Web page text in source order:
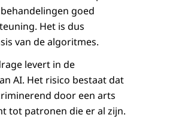
goed
Het is dus
van de algoritmes.
levert in de
AI. Het risico bestaat dat
door een arts
tot patronen die er al zijn.